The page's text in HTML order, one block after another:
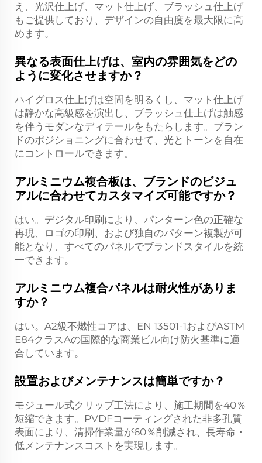
え、光沢仕上げ、マット仕上げ、ブラッシュ仕上げ
もご提供しており、デザインの自由度を最大限に高
めます。
異なる表面仕上げは、室内の雰囲気をどの
ように変化させますか？
ハイグロス仕上げは空間を明るくし、マット仕上げ
は静かな高級感を演出し、ブラッシュ仕上げは触感
を伴うモダンなディテールをもたらします。ブラン
ドのポジショニングに合わせて、光とトーンを自在
にコントロールできます。
アルミニウム複合板は、ブランドのビジュ
アルに合わせてカスタマイズ可能ですか？
はい。デジタル印刷により、パンターン色の正確な
再現、ロゴの印刷、および独自のパターン複製が可
能となり、すべてのパネルでブランドスタイルを統
一できます。
アルミニウム複合パネルは耐火性がありま
すか？
はい。A2級不燃性コアは、EN 13501-1およびASTM
E84クラスAの国際的な商業ビル向け防火基準に適
合しています。
設置およびメンテナンスは簡単ですか？
モジュール式クリップ工法により、施工期間を40％
短縮できます。PVDFコーティングされた非多孔質
表面により、清掃作業量が60％削減され、長寿命・
低メンテナンスコストを実現します。